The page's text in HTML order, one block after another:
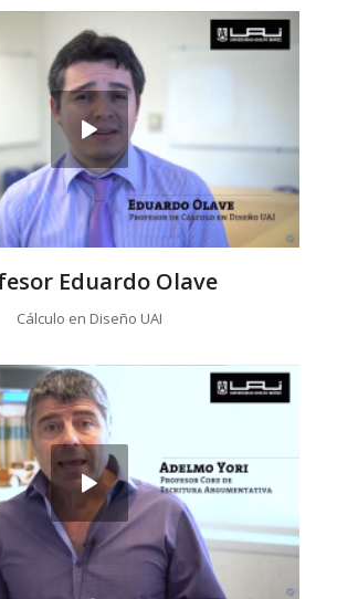
Eduardo Olave
Cálculo en Diseño UAI